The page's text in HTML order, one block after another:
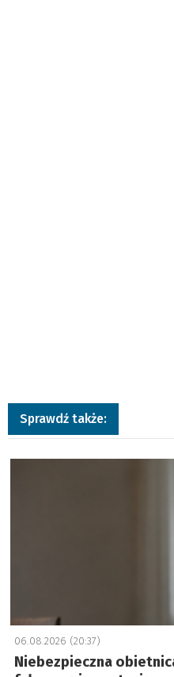
Sprawdź także:
a
06.08.2026 (20:37)
Niebezpieczna